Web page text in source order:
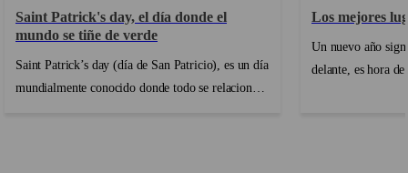
Saint Patrick's day, el día donde el
mundo se tiñe de verde
Saint Patrick’s day (día de San Patricio), es un día
mundialmente conocido donde todo se relaciona
Los mejores
Un nuevo año
delante, es hora